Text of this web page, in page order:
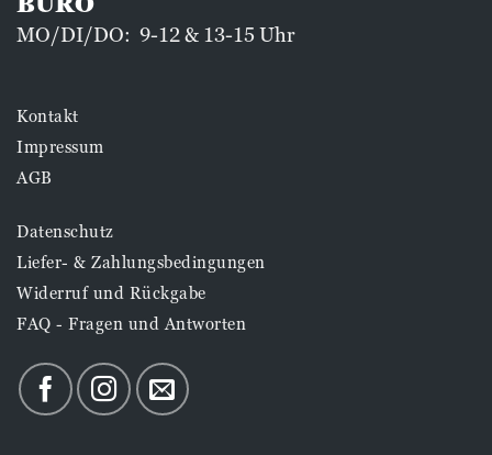
MO/DI/DO: 9-12 & 13-15 Uhr
Kontakt
Impressum
AGB
Datenschutz
Liefer- & Zahlungsbedingungen
Widerruf und Rückgabe
FAQ - Fragen und Antworten